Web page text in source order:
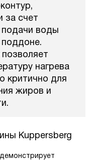
за счет
подачи воды
поддоне.
нагрева
критично для
жиров и
Kuppersberg